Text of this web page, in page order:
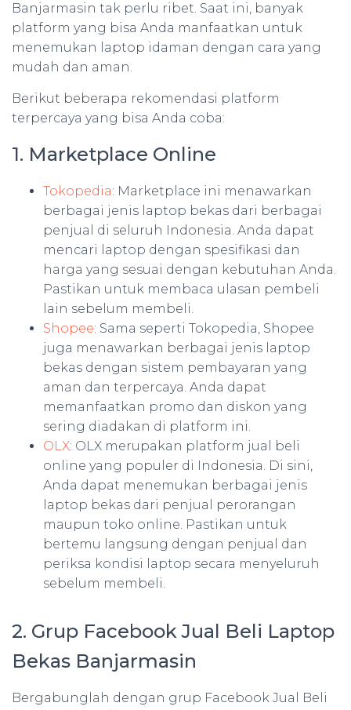
Banjarmasin tak perlu ribet. Saat ini, banyak
platform yang bisa Anda manfaatkan untuk
menemukan laptop idaman dengan cara yang
mudah dan aman.
Berikut beberapa rekomendasi platform
terpercaya yang bisa Anda coba:
1. Marketplace Online
Tokopedia: Marketplace ini menawarkan
berbagai jenis laptop bekas dari berbagai
penjual di seluruh Indonesia. Anda dapat
mencari laptop dengan spesifikasi dan
harga yang sesuai dengan kebutuhan Anda.
Pastikan untuk membaca ulasan pembeli
lain sebelum membeli.
Shopee: Sama seperti Tokopedia, Shopee
juga menawarkan berbagai jenis laptop
bekas dengan sistem pembayaran yang
aman dan terpercaya. Anda dapat
memanfaatkan promo dan diskon yang
sering diadakan di platform ini.
OLX: OLX merupakan platform jual beli
online yang populer di Indonesia. Di sini,
Anda dapat menemukan berbagai jenis
laptop bekas dari penjual perorangan
maupun toko online. Pastikan untuk
bertemu langsung dengan penjual dan
periksa kondisi laptop secara menyeluruh
sebelum membeli.
2. Grup Facebook Jual Beli Laptop
Bekas Banjarmasin
Bergabunglah dengan grup Facebook Jual Beli